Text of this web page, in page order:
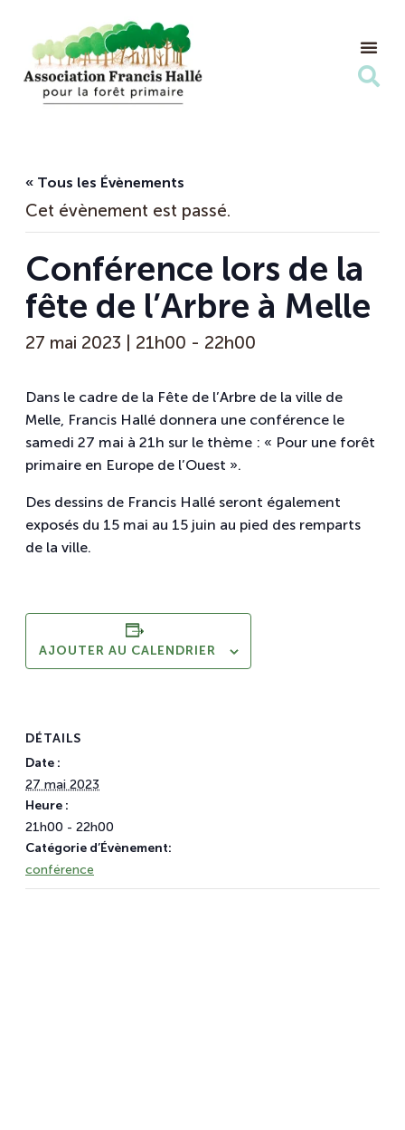
« Tous les Évènements
Cet évènement est passé.
Conférence lors de la
fête de l’Arbre à Melle
27 mai 2023 | 21h00 - 22h00
Dans le cadre de la Fête de l’Arbre de la ville de
Melle, Francis Hallé donnera une conférence le
samedi 27 mai à 21h sur le thème : « Pour une forêt
primaire en Europe de l’Ouest ».
Des dessins de Francis Hallé seront également
exposés du 15 mai au 15 juin au pied des remparts
de la ville.
AJOUTER AU CALENDRIER
DÉTAILS
Date :
27 mai 2023
Heure :
21h00 - 22h00
Catégorie d’Évènement:
conférence